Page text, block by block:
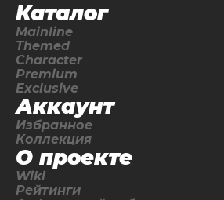
Каталог
Mainline
Themed
Character
Premium
Exclusive
Аккаунт
Избранное
Коллекция
О проекте
Wiki
Рейтинги